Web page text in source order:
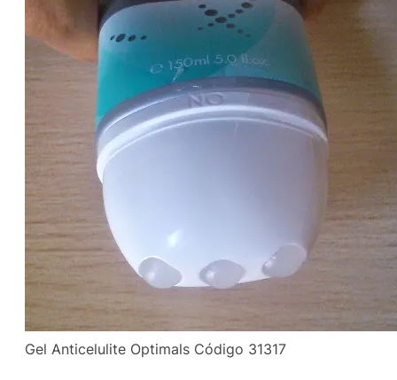
Gel Anticelulite Optimals Código 31317